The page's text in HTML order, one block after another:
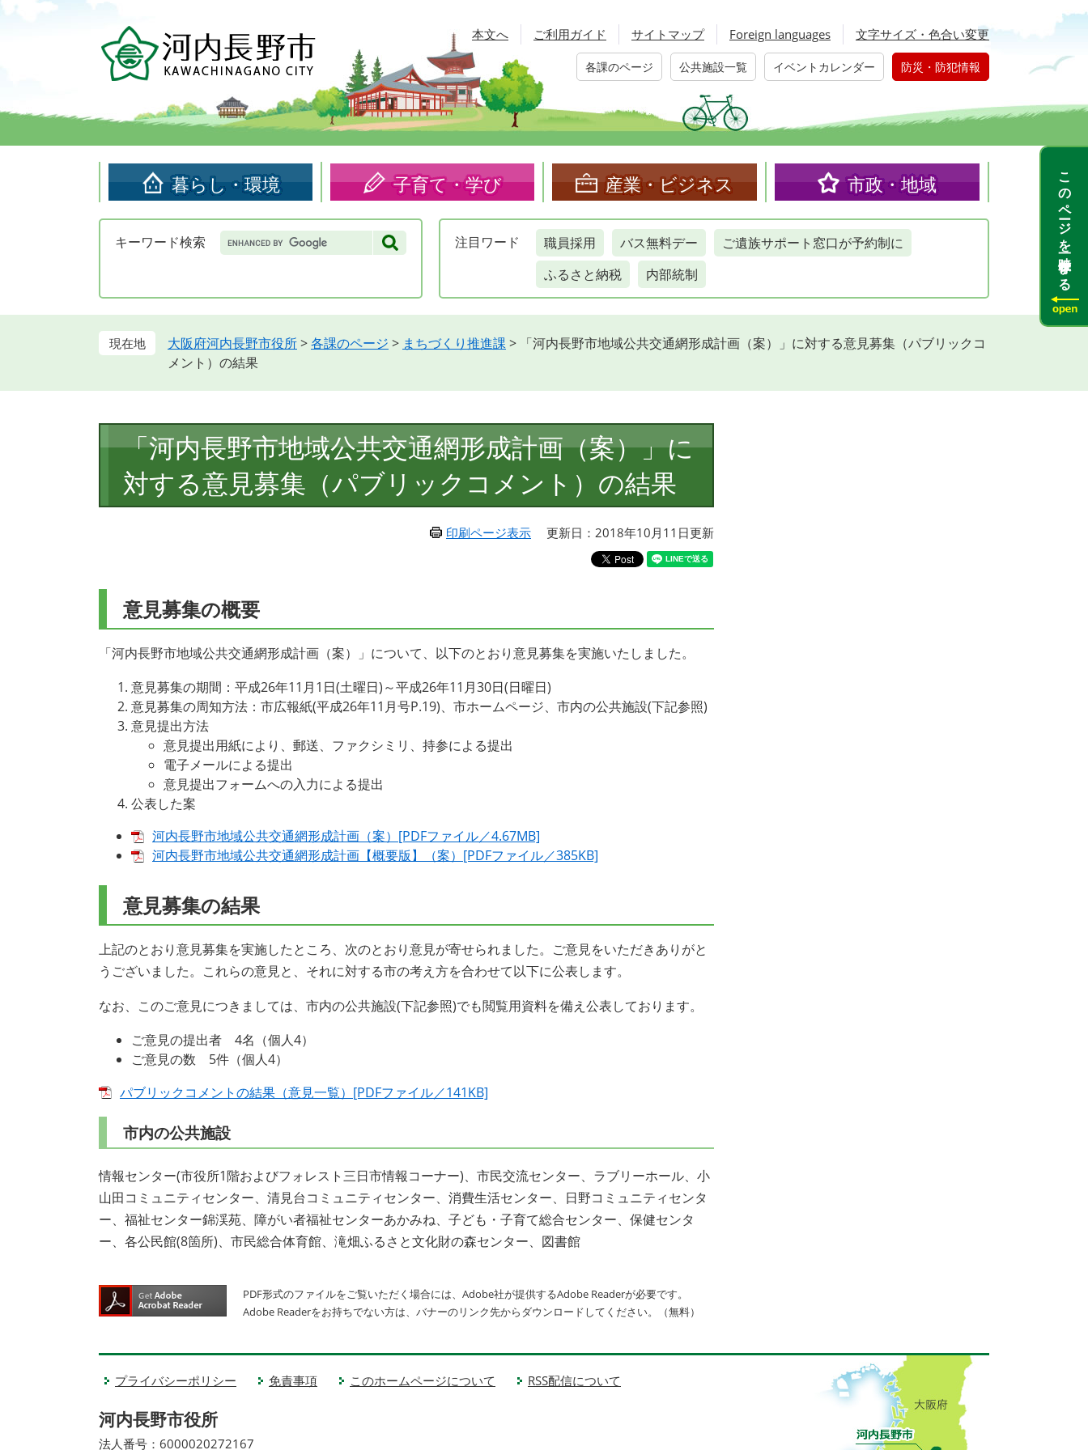
頭
す。
飛
し
本文へ ご利用ガイド サイトマップ Foreign languages 文字サイズ・色合い変更
各課のページ 公共施設一覧 イベントカレンダー 防災・防犯情報
暮らし・環境 子育て・学び 産業・ビジネス 市政・地域
キーワード検索 Google
カ
検
注目 ワード 職員採用 バス無料デー
ご遺族サポート窓口が予約制に
ふるさと納税
内部統制
大阪府河内長野市役所>各課のページ > まちづくり推進課 > 「河内長野市地域公共交通網形成計画（案）」に対する意見募集（パブリックコ
メント）の結果
文
「河内長野市地域公共交通網形成計画（案）」に
対する意見募集（パブリックコメント）の結果
印刷ページ表示 更新日：2018年10月11日更新
意見募集の概要
「河内長野市地域公共交通網形成計画（案）」について、以下のとおり意見募集を実施いたしました。
意見募集の期間：平成26年11月1日(土曜日)～平成26年11月30日(日曜日)
意見募集の周知方法：市広報紙(平成26年11月号P.19)、市ホームページ、市内の公共施設(下記参照)
意見提出方法
意見提出用紙により、郵送、ファクシミリ、持参による提出
電子メールによる提出
意見提出フォームへの入力による提出
公表した案
河内長野市地域公共交通網形成計画（案）[PDFファイル／4.67MB]
河内長野市地域公共交通網形成計画【概要版】（案）[PDFファイル／385KB]
意見募集の結果
上記のとおり意見募集を実施したところ、次のとおり意見が寄せられました。ご意見をいただきありがと
うございました。これらの意見と、それに対する市の考え方を合わせて以下に公表します。
なお、このご意見につきましては、市内の公共施設(下記参照)でも閲覧用資料を備え公表しております。
ご意見の提出者 4名（個人4）
ご意見の数 5件（個人4）
パブリックコメントの結果（意見一覧）[PDFファイル／141KB]
市内の公共施設
情報センター(市役所1階およびフォレスト三日市情報コーナー)、市民交流センター、ラブリーホール、小
山田コミュニティセンター、清見台コミュニティセンター、消費生活センター、日野コミュニティセンタ
ー、福祉センター錦渓苑、障がい者福祉センターあかみね、子ども・子育て総合センター、保健センタ
ー、各公民館(8箇所)、市民総合体育館、滝畑ふるさと文化財の森センター、図書館
PDF形式のファイルをご覧いただく場合には、Adobe社が提供するAdobe Readerが必要です。
Adobe Readerをお持ちでない方は、バナーのリンク先からダウンロードしてください。（無料）
プライバシーポリシー 免責事項 このホームページについて RSS配信について
河内長野市役所
法人番号：6000020272167
このページを一時保存する